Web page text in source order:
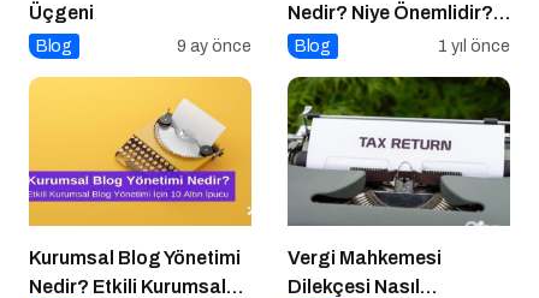
Üçgeni
Blog 9 ay önce
Nedir? Niye Önemlidir?
Online İtibar Yönetimi
Blog 1 yıl önce
Kurumsal Blog Yönetimi
Nedir? Etkili Kurumsal
Vergi Mahkemesi
Dilekçesi Nasıl